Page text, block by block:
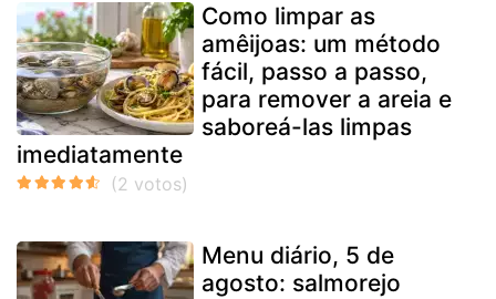
Como limpar as
amêijoas: um método
fácil, passo a passo,
para remover a areia e
saboreá-las limpas
imediatamente
Menu diário, 5 de
agosto: salmorejo